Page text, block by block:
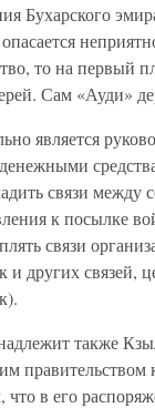
Бухарского
то на первый
Сам «Ауди»
является
связи
к посылке
связи
и других связей,
также
что в его